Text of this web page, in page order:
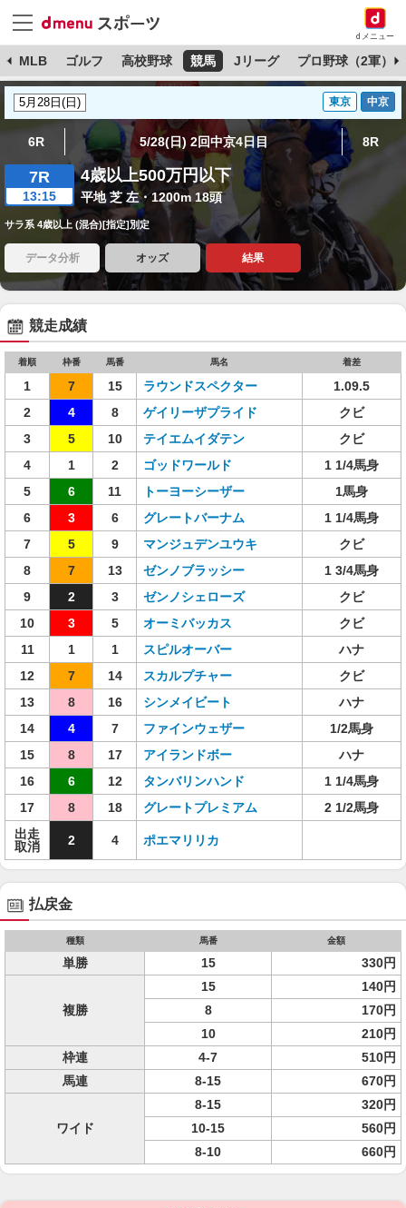
dメニュー
MLB ゴルフ 高校野球 競馬 Jリーグ プロ野球（2軍）
東京 中京
6R 5/28(日) 2回中京4日目 8R
7R
13:15
4歳以上500万円以下
平地 芝 左・1200m 18頭
サラ系 4歳以上 (混合)[指定]別定
データ分析 オッズ 結果
競走成績
着順 枠番 馬番 馬名 着差
1 7 15 ラウンドスペクター
1.09.5
2
4 8 ゲイリーザプライド
クビ
3
5 10 テイエムイダテン
クビ
4
1 2 ゴッドワールド
1 1/4馬身
5
6 11 トーヨーシーザー
1馬身
6
3 6 グレートバーナム
1 1/4馬身
7
5 9 マンジュデンユウキ
クビ
8
7 13 ゼンノブラッシー
1 3/4馬身
9
2 3 ゼンノシェローズ
クビ
10
3 5 オーミバッカス
クビ
11
1 1 スピルオーバー
ハナ
12
7 14 スカルプチャー
クビ
13
8 16 シンメイビート
ハナ
14
4 7 ファインウェザー
1/2馬身
15
8 17 アイランドボー
ハナ
16
6 12 タンバリンハンド
1 1/4馬身
17
8 18 グレートプレミアム
2 1/2馬身
出走
取消
2 4 ポエマリリカ
払戻金
種類 馬番 金額
単勝 15 330円
複勝
15
140円
8
170円
10
210円
枠連
4-7
510円
馬連
8-15 670円
ワイド
8-15
320円
10-15
560円
8-10
660円